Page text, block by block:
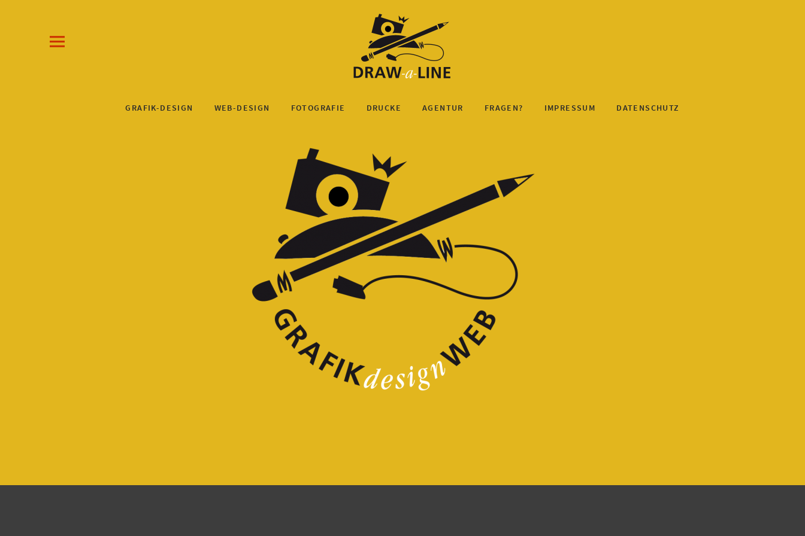
Draw-a-Line Grafik- und Web-Design
GRAFIK-DESIGN WEB-DESIGN FOTOGRAFIE DRUCKE AGENTUR FRAGEN? IMPRESSUM DATENSCHUTZ